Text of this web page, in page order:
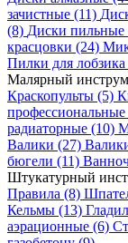
зачистные (11)
(8) Диски пильные
красцовки (24)
Пилки для лобзика
Малярный
Краскопульты (5)
профессиональные
радиаторные (10)
Валики (27)
бюгели (11)
Штукатурный
Правила (8)
Кельмы (13)
аэрационные (6)